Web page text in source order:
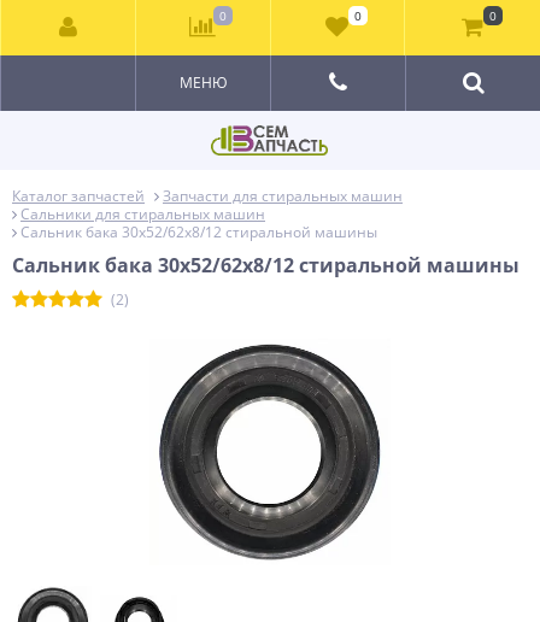
МЕНЮ
Каталог запчастей
Запчасти для стиральных машин
Сальники для стиральных машин
Сальник бака 30x52/62x8/12 стиральной машины
Сальник бака 30x52/62x8/12 стиральной машины
(2)
0 0 0